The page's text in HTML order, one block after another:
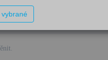
–
vybrané